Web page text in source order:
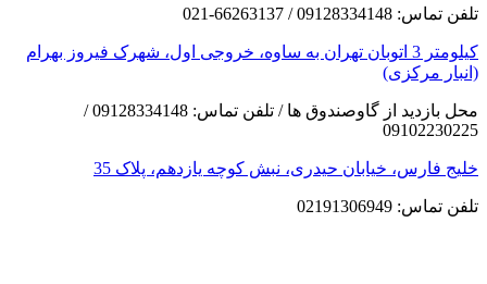
تلفن تماس: 09128334148 / 66263137-021
کیلومتر 3 اتوبان تهران به ساوه، خروجی اول، شهرک فیروز بهرام
(انبار مرکزی)
محل بازدید از گاوصندوق ها / تلفن تماس: 09128334148 /
09102230225
خلیج فارس، خیابان حیدری، نبش کوچه یازدهم، پلاک 35
تلفن تماس: 02191306949